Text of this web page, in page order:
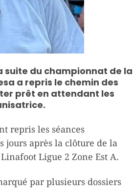
suite du championnat de la
a repris le chemin des
prêt en attendant les
repris les séances
jours après la clôture de la
Ligue 2 Zone Est A.
par plusieurs dossiers